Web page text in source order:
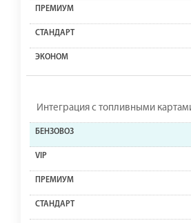
Интеграция с топливными